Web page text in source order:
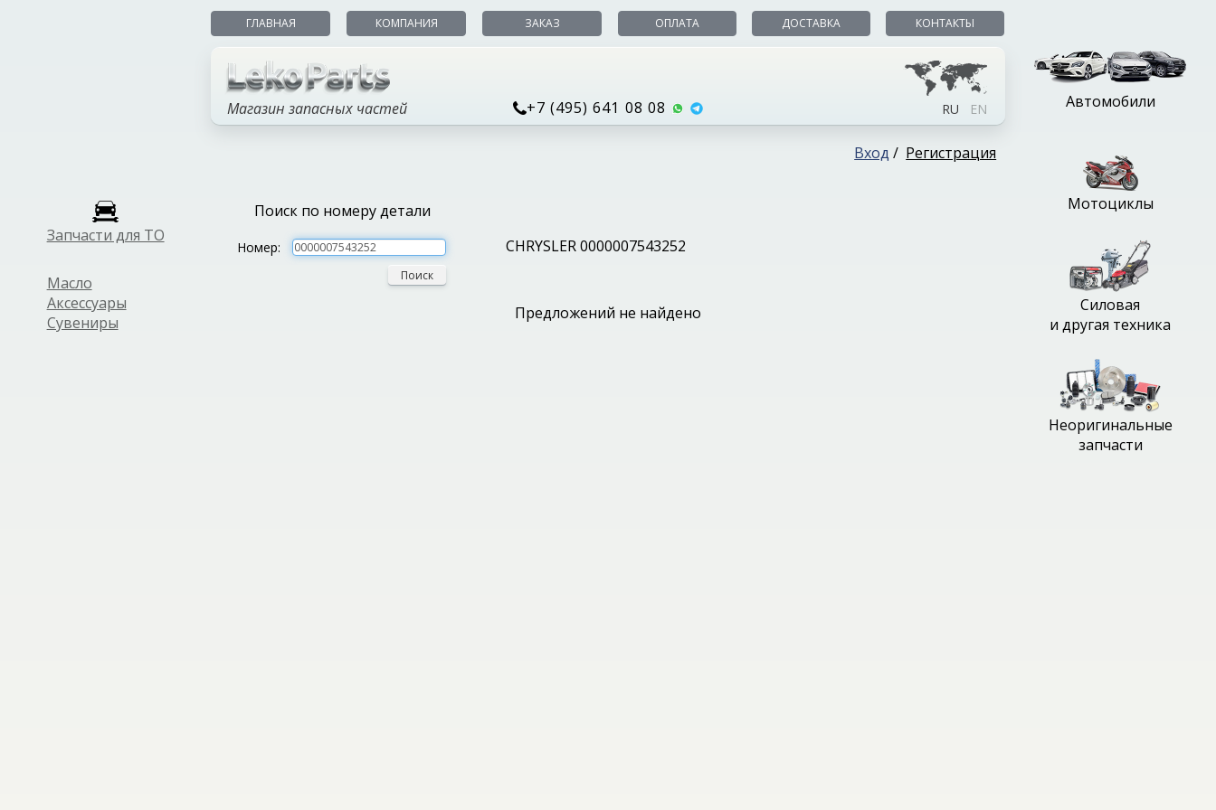
Запчасти для ТО
Масло
Аксессуары
Сувениры
ГЛАВНАЯ КОМПАНИЯ ЗАКАЗ ОПЛАТА ДОСТАВКА КОНТАКТЫ
Магазин запасных частей +7 (495) 641 08 08 RU EN
Вход / Регистрация
Поиск по номеру детали
Номер:
Поиск
CHRYSLER 0000007543252
Предложений не найдено
Автомобили
Мотоциклы
Силовая
и другая техника
Неоригинальные
запчасти